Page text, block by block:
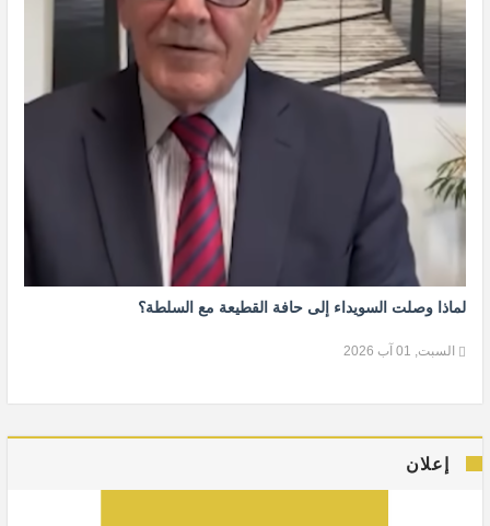
لماذا وصلت السويداء إلى حافة القطيعة مع السلطة؟
السبت, 01 آب 2026
إعلان